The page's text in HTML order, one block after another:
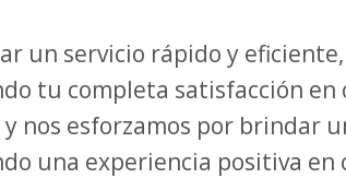
un servicio rápido y
tu completa satisfacción en
nos esforzamos por brindar
una experiencia positiva en